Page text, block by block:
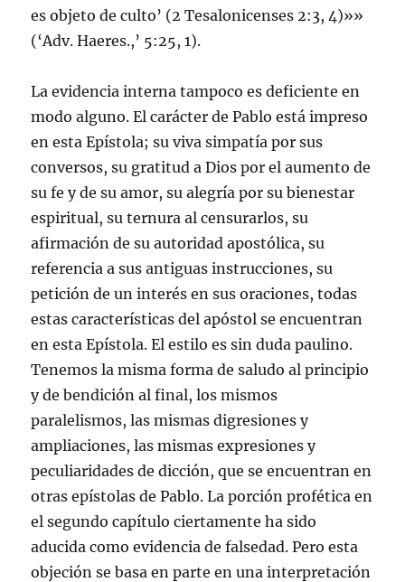
es objeto de culto’ (2 Tesalonicenses 2:3, 4)»»
(‘Adv. Haeres.,’ 5:25, 1).
La evidencia interna tampoco es deficiente en
modo alguno. El carácter de Pablo está impreso
en esta Epístola; su viva simpatía por sus
conversos, su gratitud a Dios por el aumento de
su fe y de su amor, su alegría por su bienestar
espiritual, su ternura al censurarlos, su
afirmación de su autoridad apostólica, su
referencia a sus antiguas instrucciones, su
petición de un interés en sus oraciones, todas
estas características del apóstol se encuentran
en esta Epístola. El estilo es sin duda paulino.
Tenemos la misma forma de saludo al principio
y de bendición al final, los mismos
paralelismos, las mismas digresiones y
ampliaciones, las mismas expresiones y
peculiaridades de dicción, que se encuentran en
otras epístolas de Pablo. La porción profética en
el segundo capítulo ciertamente ha sido
aducida como evidencia de falsedad. Pero esta
objeción se basa en parte en una interpretación